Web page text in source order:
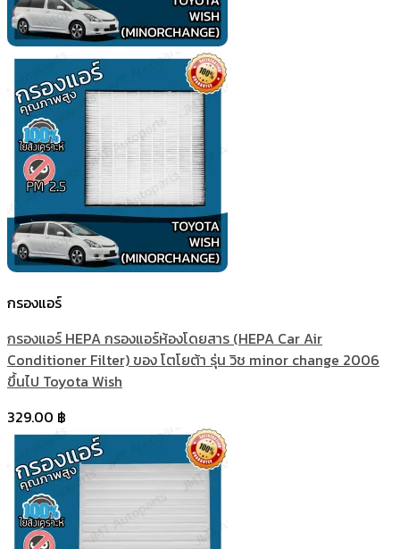
กรองแอร์
กรองแอร์ HEPA กรองแอร์ห้องโดยสาร (HEPA Car Air
Conditioner Filter) ของ โตโยต้า รุ่น วิช minor change 2006
ขึ้นไป Toyota Wish
329.00 ฿